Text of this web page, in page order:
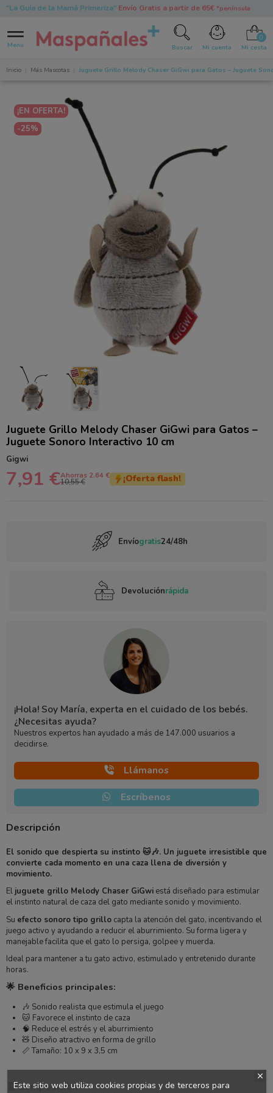
"La Guía de la Mamá Primeriza"Envío Gratis a partir de 65€ *península
Menu Buscar Mi cuenta Mi cesta
Inicio Más Mascotas Juguete Grillo Melody Chaser GiGwi para Gatos – Juguete
¡EN OFERTA!
-25%
Juguete Grillo Melody Chaser GiGwi para Gatos –
Juguete Sonoro Interactivo 10 cm
Gigwi
7,91 €Ahorras 2.64 €
10,55 € ¡Oferta flash!
Envíogratis24/48h
Devoluciónrápida
¡Hola! Soy María, experta en el cuidado de los bebés.
¿Necesitas ayuda?
Nuestros expertos han ayudado a más de 147.000 usuarios a
decidirse.
Llámanos
Escríbenos
Descripción
El sonido que despierta su instinto 🐱🎶. Un juguete irresistible que
convierte cada momento en una caza llena de diversión y
movimiento.
El juguete grillo Melody Chaser GiGwiestá diseñado para estimular
el instinto natural de caza del gato mediante sonido y movimiento.
Su efecto sonoro tipo grillocapta la atención del gato, incentivando el
juego activo y ayudando a reducir el aburrimiento. Su forma ligera y
manejable facilita que el gato lo persiga, golpee y muerda.
Ideal para mantener a tu gato activo, estimulado y entretenido durante
horas.
🌟 Beneficios principales:
🎶 Sonido realista que estimula el juego
🐱 Favorece el instinto de caza
🧠 Reduce el estrés y el aburrimiento
🧸 Diseño atractivo en forma de grillo
📏 Tamaño: 10 x 9 x 3,5 cm
🧾 Composición
Este sitio web utiliza cookies propias y de terceros para